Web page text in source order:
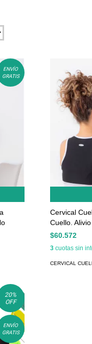
ENVÍO
GRATIS
Cervical
Cuello.
$60.572
3 cuotas sin
CERVICAL
20%
OFF
ENVÍO
GRATIS